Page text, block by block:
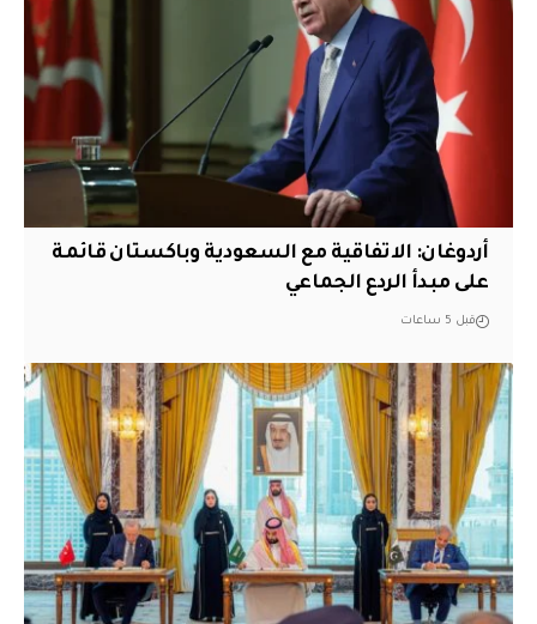
أردوغان: الاتفاقية مع السعودية وباكستان قائمة
على مبدأ الردع الجماعي
قبل 5 ساعات